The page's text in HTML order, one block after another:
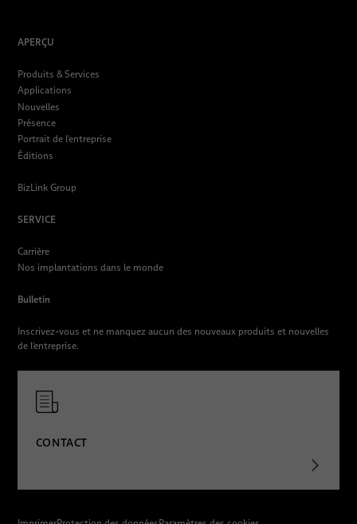
APERÇU
Produits & Services
Applications
Nouvelles
Présence
Portrait de l'entreprise
Éditions
BizLink Group
SERVICE
Carrière
Nos implantations dans le monde
Bulletin
Inscrivez-vous et ne manquez aucun des nouveaux produits et nouvelles
de l'entreprise.
CONTACT